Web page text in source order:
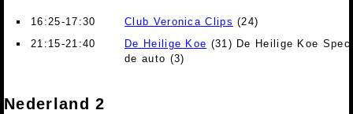
16:25-17:30 Club Veronica Clips (24)
21:15-21:40
De Heilige Koe (31) De Heilige Koe
de auto (3)
Nederland 2